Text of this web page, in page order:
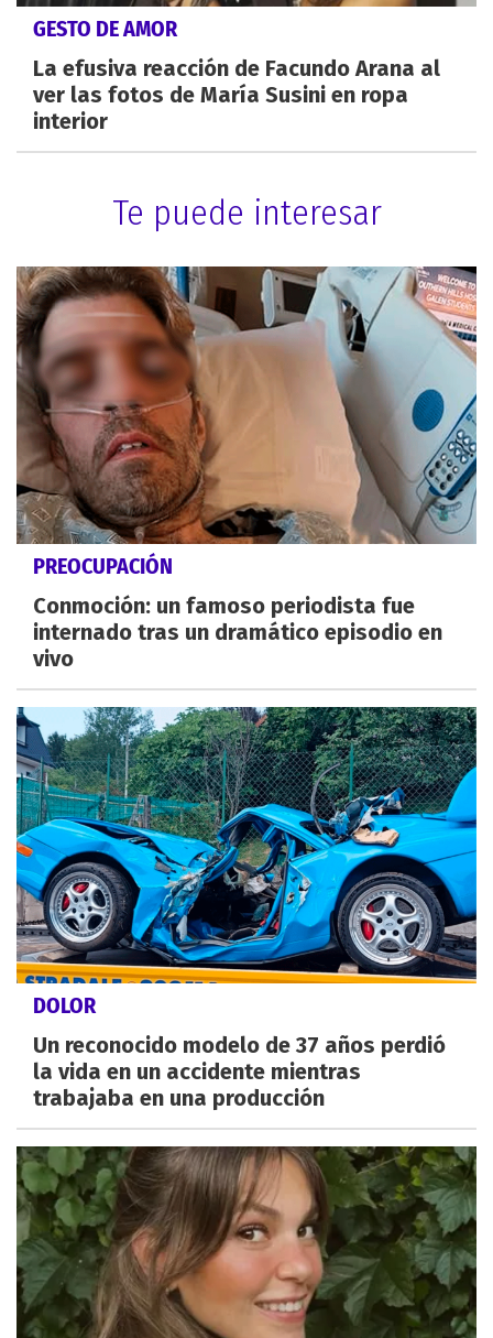
GESTO DE AMOR
La efusiva reacción de Facundo Arana al
ver las fotos de María Susini en ropa
interior
Te puede interesar
PREOCUPACIÓN
Conmoción: un famoso periodista fue
internado tras un dramático episodio en
vivo
DOLOR
Un reconocido modelo de 37 años perdió
la vida en un accidente mientras
trabajaba en una producción